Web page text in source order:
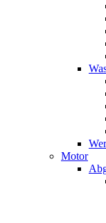
Motor